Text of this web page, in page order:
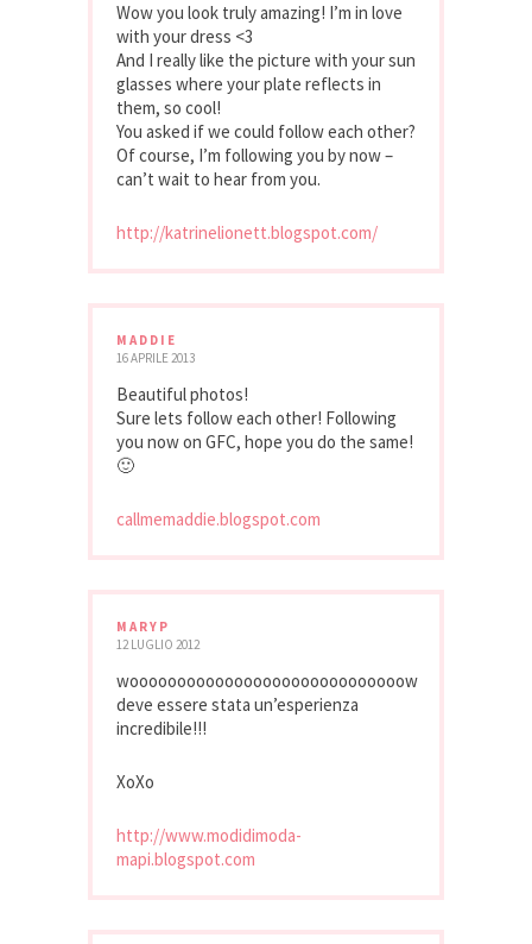
Wow you look truly amazing! I’m in love
with your dress <3
And I really like the picture with your sun
glasses where your plate reflects in
them, so cool!
You asked if we could follow each other?
Of course, I’m following you by now –
can’t wait to hear from you.
http://katrinelionett.blogspot.com/
MADDIE
16 APRILE 2013
Beautiful photos!
Sure lets follow each other! Following
you now on GFC, hope you do the same!
🙂
callmemaddie.blogspot.com
MARYP
12 LUGLIO 2012
wooooooooooooooooooooooooooooow
deve essere stata un’esperienza
incredibile!!!
XoXo
http://www.modidimoda-
mapi.blogspot.com